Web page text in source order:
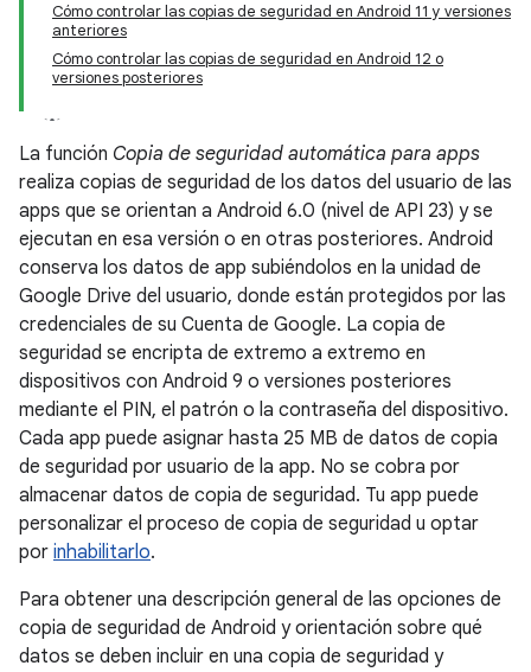
Cómo controlar las copias de seguridad en Android 11 y versiones
anteriores
Cómo controlar las copias de seguridad en Android 12 o
versiones posteriores
La función Copia de seguridad automática para apps
realiza copias de seguridad de los datos del usuario de las
apps que se orientan a Android 6.0 (nivel de API 23) y se
ejecutan en esa versión o en otras posteriores. Android
conserva los datos de app subiéndolos en la unidad de
Google Drive del usuario, donde están protegidos por las
credenciales de su Cuenta de Google. La copia de
seguridad se encripta de extremo a extremo en
dispositivos con Android 9 o versiones posteriores
mediante el PIN, el patrón o la contraseña del dispositivo.
Cada app puede asignar hasta 25 MB de datos de copia
de seguridad por usuario de la app. No se cobra por
almacenar datos de copia de seguridad. Tu app puede
personalizar el proceso de copia de seguridad u optar
por inhabilitarlo.
Para obtener una descripción general de las opciones de
copia de seguridad de Android y orientación sobre qué
datos se deben incluir en una copia de seguridad y